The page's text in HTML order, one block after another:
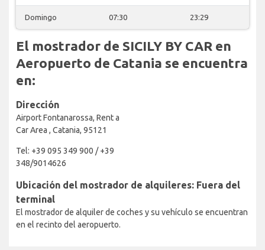
Domingo 07:30 23:29
El mostrador de SICILY BY CAR en
Aeropuerto de Catania se encuentra
en:
Dirección
Airport Fontanarossa, Rent a
Car Area , Catania, 95121
Tel: +39 095 349 900 / +39
348/9014626
Ubicación del mostrador de alquileres: Fuera del
terminal
El mostrador de alquiler de coches y su vehículo se encuentran
en el recinto del aeropuerto.